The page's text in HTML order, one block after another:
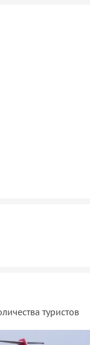
туристов